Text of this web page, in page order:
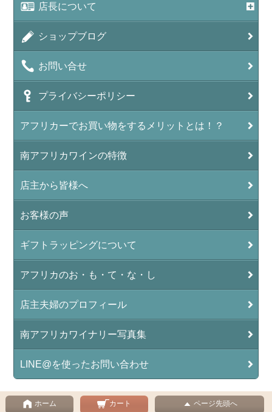
店長について
ショップブログ
お問い合せ
プライバシーポリシー
アフリカーでお買い物をするメリットとは！？
南アフリカワインの特徴
店主から皆様へ
お客様の声
ギフトラッピングについて
アフリカのお・も・て・な・し
店主夫婦のプロフィール
南アフリカワイナリー写真集
LINE@を使ったお問い合わせ
ホーム カート ページ先頭へ